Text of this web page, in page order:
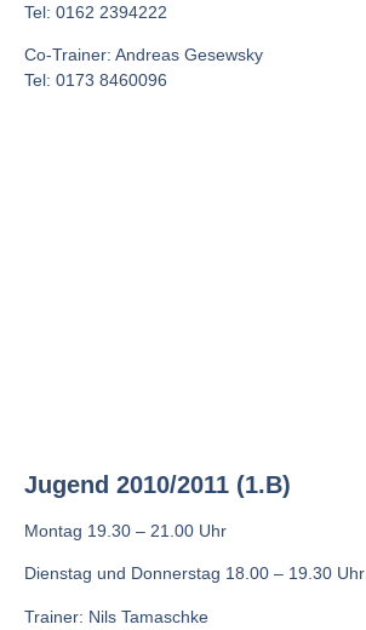
Tel: 0162 2394222
Co-Trainer: Andreas Gesewsky
Tel: 0173 8460096
Jugend 2010/2011 (1.B)
Montag 19.30 – 21.00 Uhr
Dienstag und Donnerstag 18.00 – 19.30 Uhr
Trainer: Nils Tamaschke